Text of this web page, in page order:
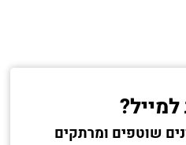
שוטפים ומרתקים